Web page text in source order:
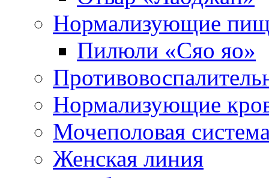
Нормализующие
Пилюли «Сяо яо»
Нормализующие
Мочеполовая
Женская линия